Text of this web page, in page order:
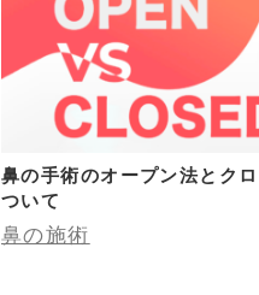
鼻の手術のオープン法とク
ついて
鼻の施術